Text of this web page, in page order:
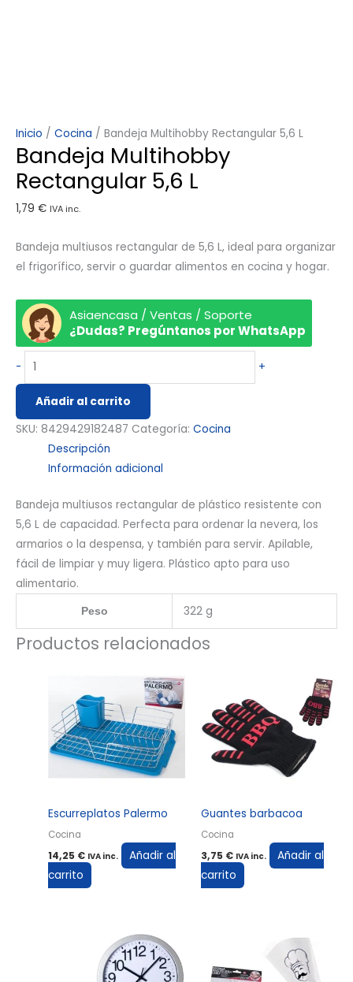
Inicio / Cocina / Bandeja Multihobby Rectangular 5,6 L
Bandeja Multihobby
Rectangular 5,6 L
1,79 € IVA inc.
Bandeja multiusos rectangular de 5,6 L, ideal para organizar
el frigorífico, servir o guardar alimentos en cocina y hogar.
Asiaencasa / Ventas / Soporte
¿Dudas? Pregúntanos por WhatsApp
- +
Añadir al carrito
SKU: 8429429182487 Categoría: Cocina
Descripción
Información adicional
Bandeja multiusos rectangular de plástico resistente con
5,6 L de capacidad. Perfecta para ordenar la nevera, los
armarios o la despensa, y también para servir. Apilable,
fácil de limpiar y muy ligera. Plástico apto para uso
alimentario.
Peso 322 g
Productos relacionados
Escurreplatos Palermo
Cocina
14,25 € IVA inc.
Añadir al
carrito
Guantes barbacoa
Cocina
3,75 € IVA inc.
Añadir al
carrito